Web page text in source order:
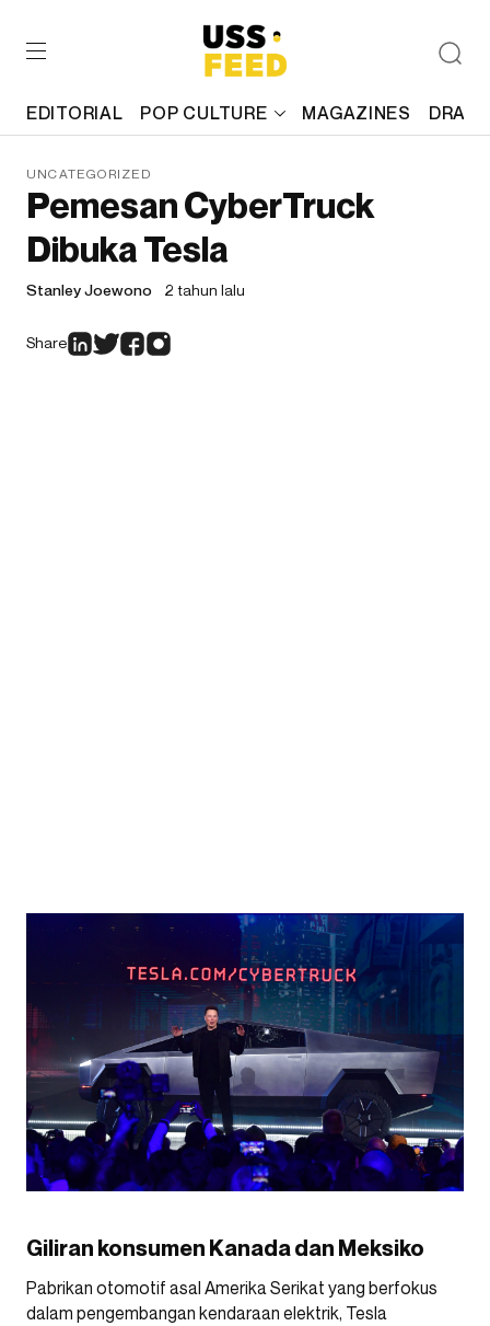
EDITORIAL POP CULTURE MAGAZINES
UNCATEGORIZED
Pemesan CyberTruck
Dibuka Tesla
Stanley Joewono 2 tahun lalu
Share
Giliran konsumen Kanada dan Meksiko
Pabrikan otomotif asal Amerika Serikat yang berfokus
dalam pengembangan kendaraan elektrik, Tesla